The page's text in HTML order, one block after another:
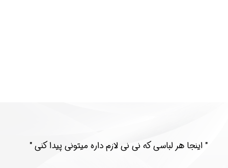
​​" اینجا هر لباسی که نی نی لازم داره میتونی پیدا کنی "​​​​​​​​​​​​​​